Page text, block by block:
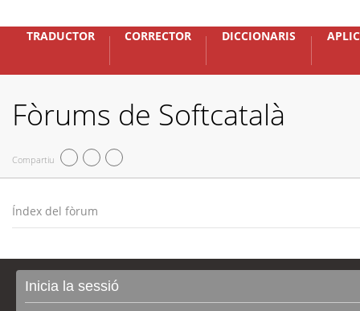
TRADUCTOR CORRECTOR DICCIONARIS
Fòrums de Softcatalà
Compartiu
Índex del fòrum
Inicia la sessió